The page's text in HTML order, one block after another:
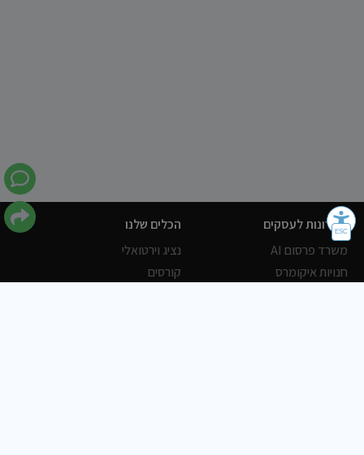
פתרונות לעסקים
משרד פרסום AI
חנויות איקומרס
הכלים שלנו
נציג וירטואלי
קורסים